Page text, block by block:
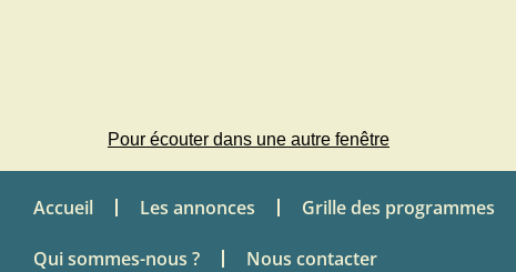
Pour écouter dans une autre fenêtre
Accueil Les annonces Grille des programmes
Qui sommes-nous ? Nous contacter